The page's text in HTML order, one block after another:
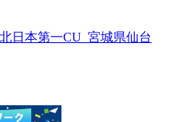
日本第一CU_宮城県仙台